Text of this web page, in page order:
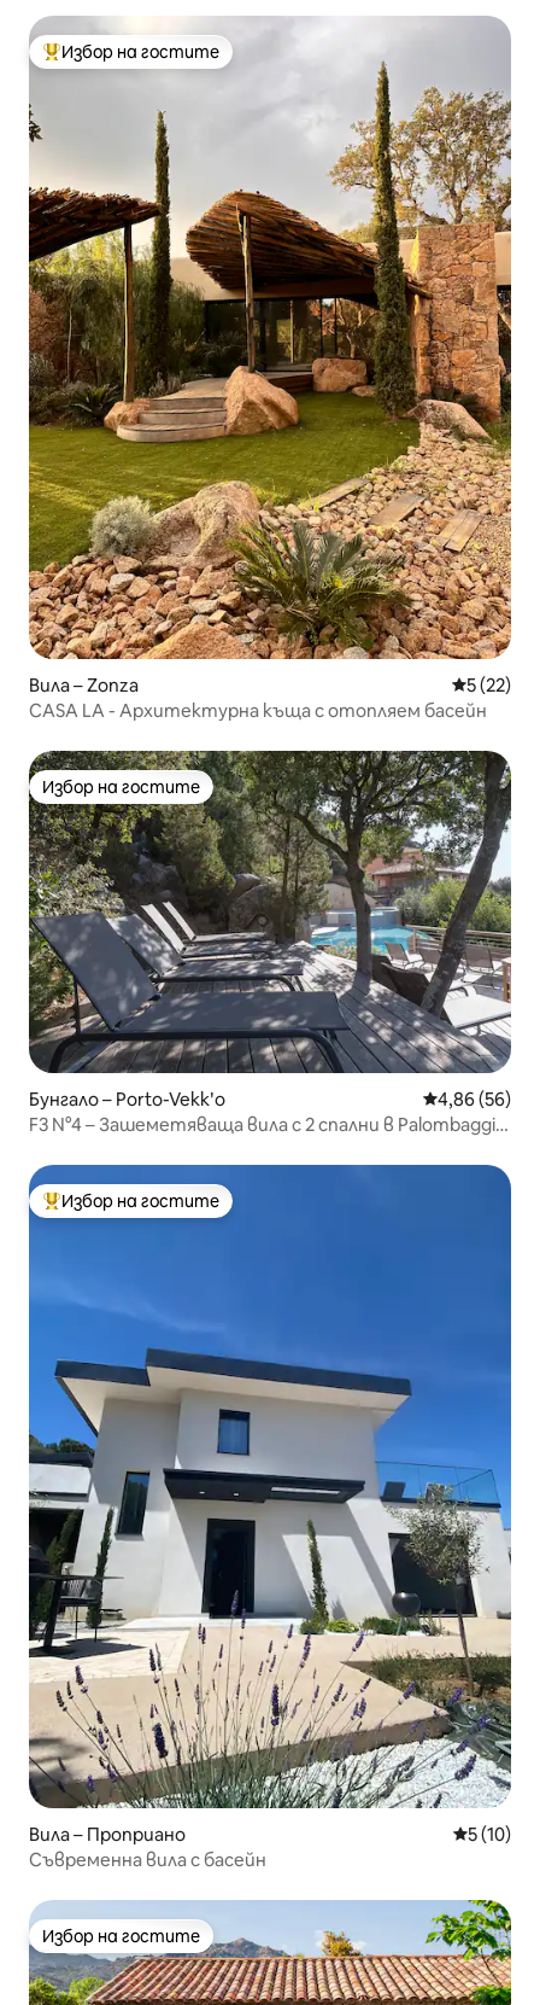
Най-популярен избор на гостите
Избор на гостите
Вила – Zonza Средна
5 (22)
CASA LA - Архитектурна къща с отопляем басейн
Избор на гостите
Избор на гостите
Бунгало – Porto-Vekkʹo Средна
4,86 (56)
F3 N°4 – Зашеметяваща вила с 2 спални в Palombaggia
Най-популярен избор на гостите
Избор на гостите
Вила – Проприано Средна
5 (10)
Съвременна вила с басейн
Избор на гостите
Избор на гостите